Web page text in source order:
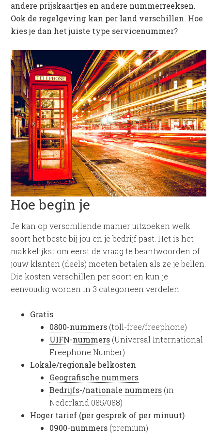
andere prijskaartjes en andere nummerreeksen.
Ook de regelgeving kan per land verschillen. Hoe
kies je dan het juiste type servicenummer?
Hoe begin je
Je kan op verschillende manier uitzoeken welk
soort het beste bij jou en je bedrijf past. Het is het
makkelijkst om eerst de vraag te beantwoorden of
jouw klanten (deels) moeten betalen als ze je bellen.
Die kosten verschillen per soort en kun je
eenvoudig worden in 3 categorieën verdelen:
Gratis
0800-nummers (toll-free/freephone)
UIFN-nummers (Universal International
Freephone Number)
Lokale/regionale belkosten
Geografische nummers
Bedrijfs-/nationale nummers (in
Nederland 085/088)
Hoger tarief (per gesprek of per minuut)
0900-nummers (premium)